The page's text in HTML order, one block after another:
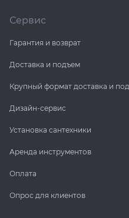
Сервис
Гарантия и возврат
Доставка и подъем
Крупный формат доставка и
Дизайн-сервис
Установка сантехники
Аренда инструментов
Оплата
Опрос для клиентов